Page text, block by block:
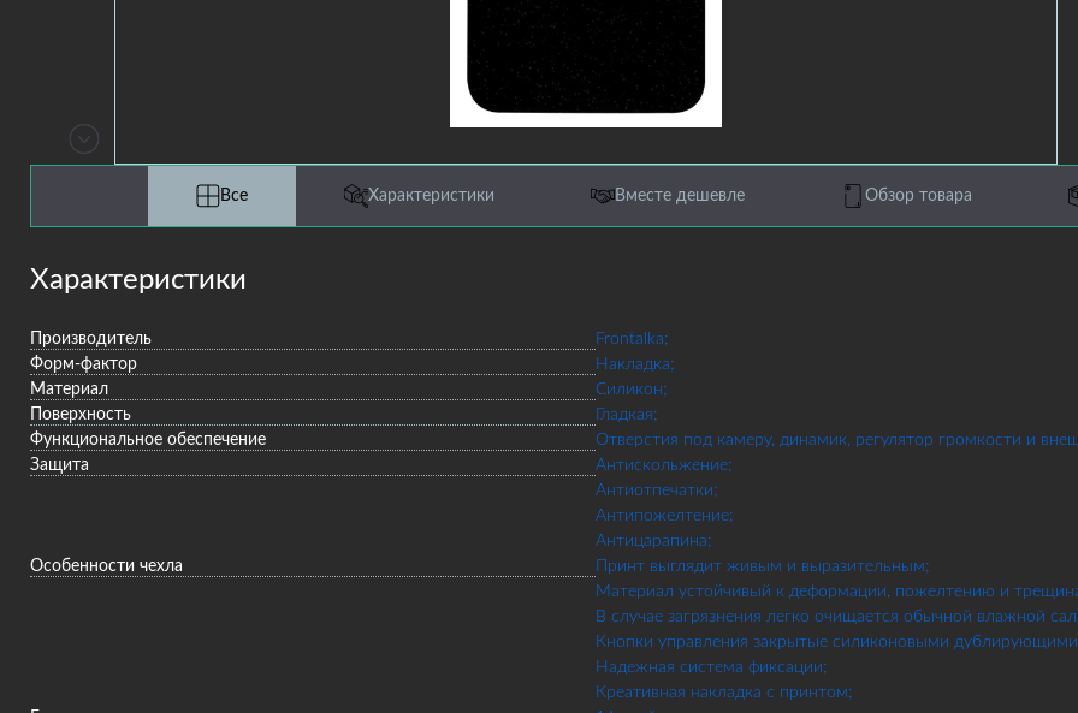
Все Характеристики Вместе дешевле Обзор товара
Характеристики
Производитель
Frontalka;
Форм-фактор
Накладка;
Материал
Силикон;
Поверхность
Гладкая;
Функциональное обеспечение
Отверстия под камеру, динамик, регулятор громкости и
Защита
Антискольжение;
Антиотпечатки;
Антипожелтение;
Антицарапина;
Особенности чехла
Принт выглядит живым и выразительным;
Материал устойчивый к деформации, пожелтению и
В случае загрязнения легко очищается обычной влажной
Кнопки управления закрытые силиконовыми дублирующими
Надежная система фиксации;
Креативная накладка с принтом;